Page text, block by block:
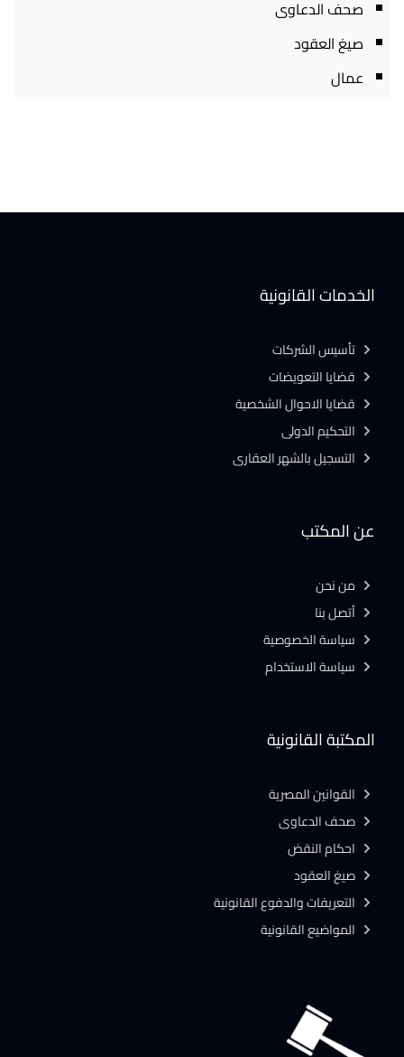
صحف الدعاوى
صيغ العقود
عمال
المكتبة القانونية
القوانين المصرية
صحف الدعاوى
احكام النقض
صيغ العقود
التعريفات والدفوع القانونية
المواضيع القانونية
عن المكتب
من نحن
أتصل بنا
سياسة الخصوصية
سياسة الاستخدام
الخدمات القانونية
تأسيس الشركات
قضايا التعويضات
قضايا الاحوال الشخصية
التحكيم الدولى
التسجيل بالشهر العقارى